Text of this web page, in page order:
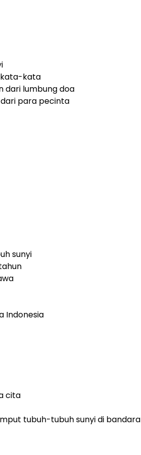
kata-kata
dari lumbung doa
para pecinta
sunyi
Indonesia
cita
tubuh-tubuh sunyi di bandara